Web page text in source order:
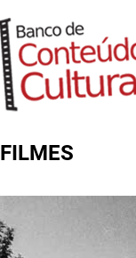
FILMES